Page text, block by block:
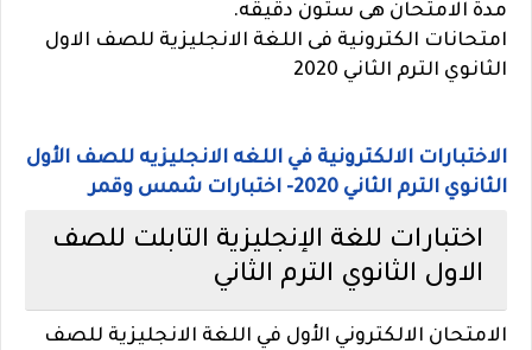
مدة الامتحان هى ستون دقيقه.
امتحانات الكترونية فى اللغة الانجليزية للصف الاول
الثانوي الترم الثاني 2020
الاختبارات الالكترونية في اللغه الانجليزيه للصف الأول
الثانوي الترم الثاني 2020- اختبارات شمس وقمر
اختبارات للغة الإنجليزية التابلت للصف
الاول الثانوي الترم الثاني
الامتحان الالكتروني الأول في اللغة الانجليزية للصف